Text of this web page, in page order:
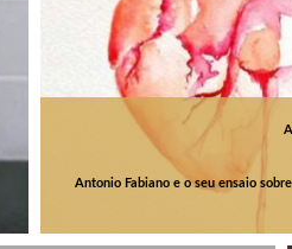
Antonio Fabiano e o seu ensaio